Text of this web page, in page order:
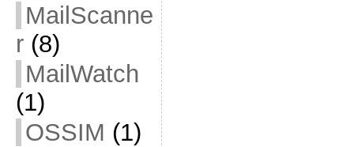
MailScanne
r(8)
MailWatch
(1)
OSSIM (1)